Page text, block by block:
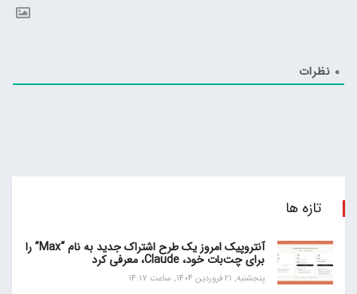
0 نظرات
تازه ها
آنتروپیک امروز یک طرح اشتراک جدید به نام “Max” را
برای چت‌بات خود، Claude، معرفی کرد
پنجشنبه, 21 فروردین 1404, ساعت 14:17